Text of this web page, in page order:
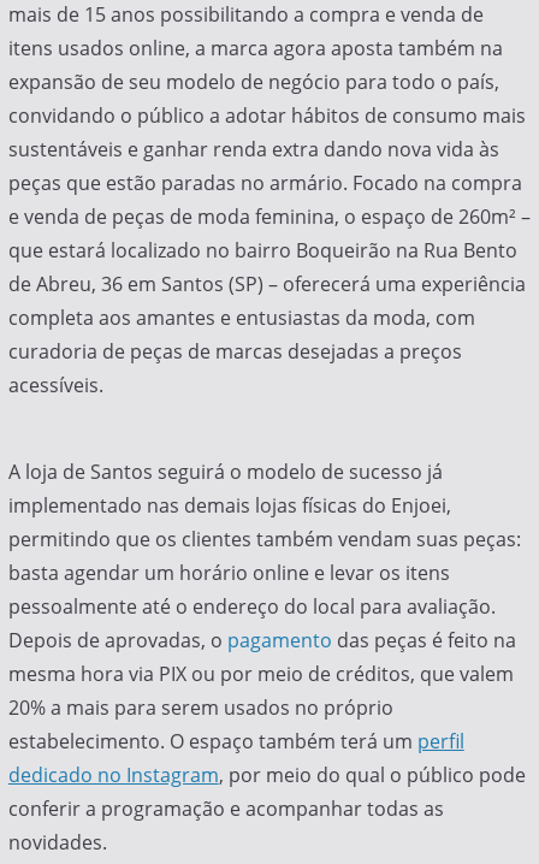
mais de 15 anos possibilitando a compra e venda de
itens usados online, a marca agora aposta também na
expansão de seu modelo de negócio para todo o país,
convidando o público a adotar hábitos de consumo mais
sustentáveis e ganhar renda extra dando nova vida às
peças que estão paradas no armário. Focado na compra
e venda de peças de moda feminina, o espaço de 260m² –
que estará localizado no bairro Boqueirão na Rua Bento
de Abreu, 36 em Santos (SP) – oferecerá uma experiência
completa aos amantes e entusiastas da moda, com
curadoria de peças de marcas desejadas a preços
acessíveis.
A loja de Santos seguirá o modelo de sucesso já
implementado nas demais lojas físicas do Enjoei,
permitindo que os clientes também vendam suas peças:
basta agendar um horário online e levar os itens
pessoalmente até o endereço do local para avaliação.
Depois de aprovadas, o pagamento das peças é feito na
mesma hora via PIX ou por meio de créditos, que valem
20% a mais para serem usados no próprio
estabelecimento. O espaço também terá um perfil
dedicado no Instagram, por meio do qual o público pode
conferir a programação e acompanhar todas as
novidades.